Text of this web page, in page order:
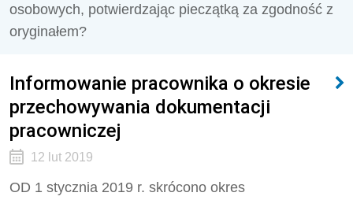
osobowych, potwierdzając pieczątką za zgodność z
oryginałem?
Informowanie pracownika o okresie
przechowywania dokumentacji
pracowniczej
12 lut 2019
OD 1 stycznia 2019 r. skrócono okres